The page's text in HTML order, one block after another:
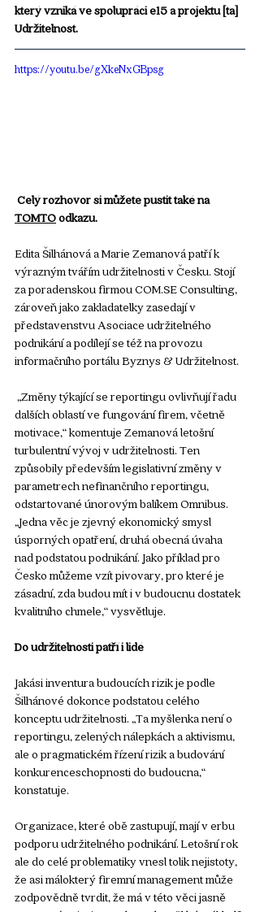
který vzniká ve spolupráci e15 a projektu [ta]
Udržitelnost.
https://youtu.be/gXkeNxGBpsg
Celý rozhovor si můžete pustit také na
TOMTO odkazu.
Edita Šilhánová a Marie Zemanová patří k
výrazným tvářím udržitelnosti v Česku. Stojí
za poradenskou firmou COM.SE Consulting,
zároveň jako zakladatelky zasedají v
představenstvu Asociace udržitelného
podnikání a podílejí se též na provozu
informačního portálu Byznys & Udržitelnost.
„Změny týkající se reportingu ovlivňují řadu
dalších oblastí ve fungování firem, včetně
motivace,“ komentuje Zemanová letošní
turbulentní vývoj v udržitelnosti. Ten
způsobily především legislativní změny v
parametrech nefinančního reportingu,
odstartované únorovým balíkem Omnibus.
„Jedna věc je zjevný ekonomický smysl
úsporných opatření, druhá obecná úvaha
nad podstatou podnikání. Jako příklad pro
Česko můžeme vzít pivovary, pro které je
zásadní, zda budou mít i v budoucnu dostatek
kvalitního chmele,“ vysvětluje.
Do udržitelnosti patří i lidé
Jakási inventura budoucích rizik je podle
Šilhánové dokonce podstatou celého
konceptu udržitelnosti. „Ta myšlenka není o
reportingu, zelených nálepkách a aktivismu,
ale o pragmatickém řízení rizik a budování
konkurenceschopnosti do budoucna,“
konstatuje.
Organizace, které obě zastupují, mají v erbu
podporu udržitelného podnikání. Letošní rok
ale do celé problematiky vnesl tolik nejistoty,
že asi málokterý firemní management může
zodpovědně tvrdit, že má v této věci jasně